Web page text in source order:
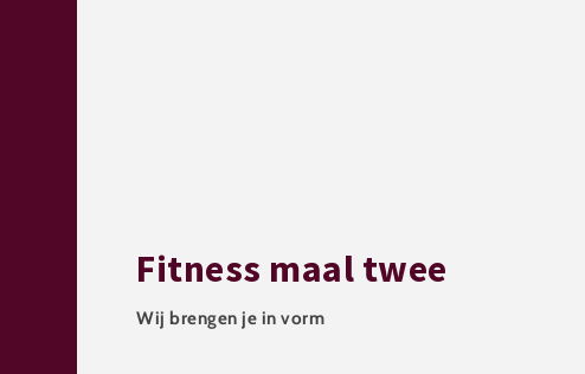
Fitness maal twee
Wij brengen je in vorm